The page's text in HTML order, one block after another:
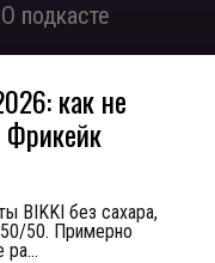
О подкасте
как не
Фрикейк
BIKKI без сахара,
50. Примерно
ра...